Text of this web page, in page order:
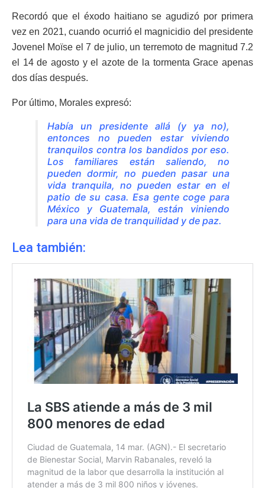
Recordó que el éxodo haitiano se agudizó por primera
vez en 2021, cuando ocurrió el magnicidio del presidente
Jovenel Moïse el 7 de julio, un terremoto de magnitud 7.2
el 14 de agosto y el azote de la tormenta Grace apenas
dos días después.
Por último, Morales expresó:
Había un presidente allá (y ya no),
entonces no pueden estar viviendo
tranquilos contra los bandidos por eso.
Los familiares están saliendo, no
pueden dormir, no pueden pasar una
vida tranquila, no pueden estar en el
patio de su casa. Esa gente coge para
México y Guatemala, están viniendo
para una vida de tranquilidad y de paz.
Lea también: